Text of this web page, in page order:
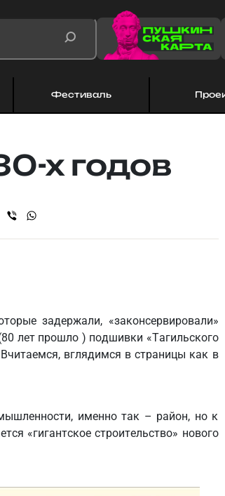
Фестиваль
х годов
задержали, «законсервировали»
лет прошло ) подшивки «Тагильского
вглядимся в страницы как в
именно так – район, но к
«гигантское строительство» нового